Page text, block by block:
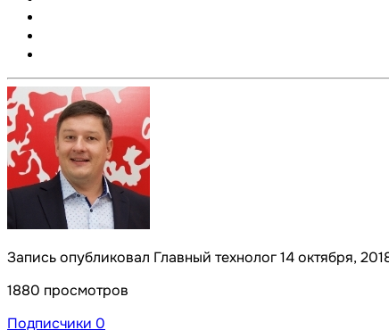
Запись опубликовал Главный технолог14 октября,
1880 просмотров
Подписчики 0